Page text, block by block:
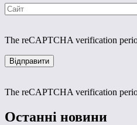
The reCAPTCHA verification
The reCAPTCHA verification
Останні новини